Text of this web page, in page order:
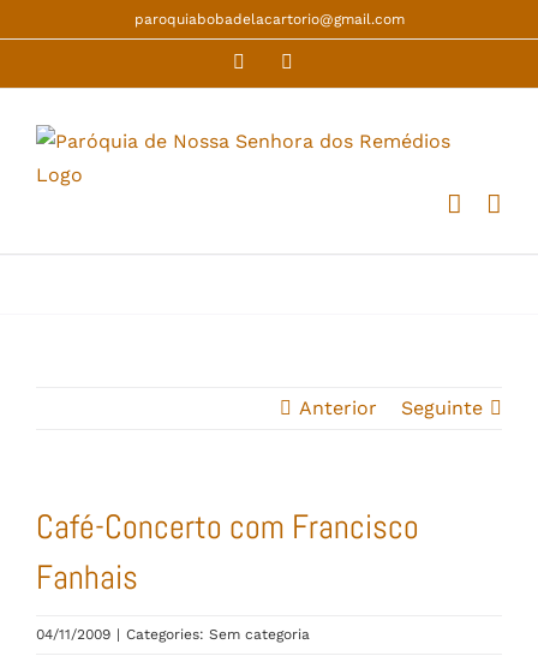
content
paroquiabobadelacartorio@gmail.com
Facebook
Anterior Seguinte
Café-Concerto com Francisco
Fanhais
04/11/2009 | Categories: Sem categoria